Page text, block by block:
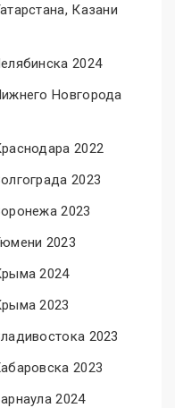
Казани
2024
Новгорода
2022
2023
2023
2023
2024
2023
2023
2023
2024